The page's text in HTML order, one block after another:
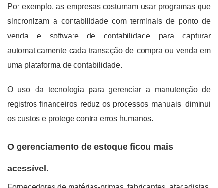
Por exemplo, as empresas costumam usar programas que
sincronizam a contabilidade com terminais de ponto de
venda e software de contabilidade para capturar
automaticamente cada transação de compra ou venda em
uma plataforma de contabilidade.
O uso da tecnologia para gerenciar a manutenção de
registros financeiros reduz os processos manuais, diminui
os custos e protege contra erros humanos.
O gerenciamento de estoque ficou mais
acessível.